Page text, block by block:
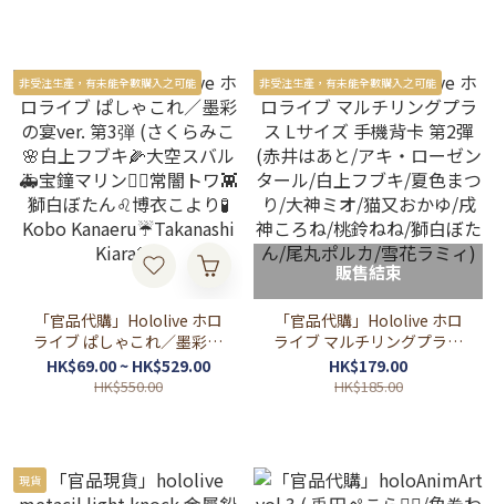
非受注生產，有未能全數購入之可能
「官品代購」Hololive ホロ
ライブ ぱしゃこれ／墨彩の
宴ver. 第3弾 (さくらみこ🌸
白上フブキ🌽大空スバル🚑
Takanashi Kiara🐔)
HK$69.00 ~ HK$529.00
HK$550.00
非受注生產，有未能全數購入之可能
販售結束
「官品代購」Hololive ホロ
ライブ マルチリングプラス
Lサイズ 手機背卡 第2彈 (赤
井はあと/アキ・ローゼンタ
たん/尾丸ポルカ/雪花ラミ
ィ)
HK$179.00
HK$185.00
現貨